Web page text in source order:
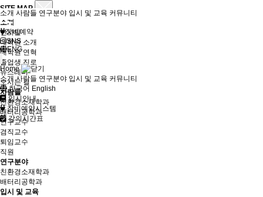
SITE MAP
소개
인사말
대학원 소개
대학원 연혁
졸업생 진로
뉴스레터
오시는 길
사람들
친환경소재학과
배터리공학과
연구교수
겸직교수
퇴임교수
직원
연구분야
친환경소재학과
배터리공학과
입시 및 교육
소개 사람들 연구분야 입시 및 교육 커뮤니티
장비예약
SNS
ENG
Home
소개 사람들 연구분야 입시 및 교육 커뮤니티
한국어 English
입시안내
장비예약시스템
강의시간표